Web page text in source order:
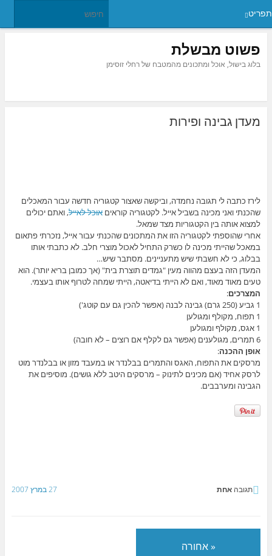
תפריט
פשוט מבשלת
בלוג בישול, אוכל ומתכונים מהמטבח של רחלי זוסימן
מעדן גבינה ופירות
לירז כתבה לי תגובה נחמדה, וביקשה שאצור קטגוריה חדשה עבור המאכלים
שהכנתי ואני מכינה בשביל אייל. לקטגוריה קוראים אוכל לאייל, ואתם יכולים
למצוא אותה בין הקטגוריות מצד שמאל.
אחרי שהוספתי לקטגוריה הזו את המתכונים שהכנתי עבור אייל, נזכרתי פתאום
במאכל שהייתי מכינה לו כשרק התחיל לאכול מוצרי חלב. לא כתבתי אותו
בבלוג, כי לא חשבתי שיש מתעניינים. מסתבר שיש…
המעדן הזה בעצם מהווה מעין "גמדים תוצרת בית" (אך כמובן בריא יותר). הוא
טעים מאוד מאוד, ואם לא הייתי בדיאטה, הייתי שמחה לטרוף אותו בעצמי.
המצרכים:
1 גביע (250 גרם) גבינה לבנה (אפשר להכין גם עם קוטג')
1 תפוח, מקולף ומגולען
1 אגס, מקולף ומגולען
6 תמרים, מגולענים (אפשר גם לקלף אם רוצים – לא חובה)
אופן ההכנה:
מרסקים את התפוח, האגס והתמרים בבלנדר או במעבד מזון או בבלנדר מוט
לרסק אחיד (אם מכינים לתינוק – מרסקים היטב ללא גושים). מוסיפים את
הגבינה ומערבבים.
27 במרץ 2007 תגובה אחת
« אחורה